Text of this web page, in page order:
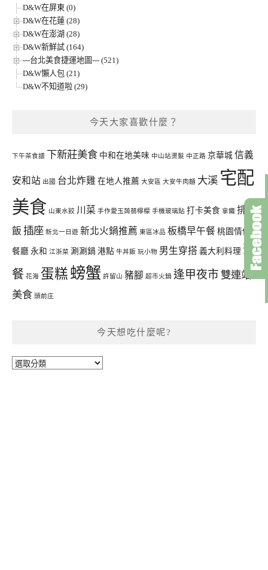
D&W在屏東 (0)
D&W在花蓮 (28)
D&W在澎湖 (28)
D&W新鮮試 (164)
---台北美食捷運地圖--- (521)
D&W懶人包 (21)
D&W不知道啦 (29)
今天大家喜歡什麼？
下午茶食譜 下新莊美食 中和在地美味 中山站燙髮 中正路 京華城 信義
安和站 出國 台北炸雞 在地人推薦 大安區 大安牛肉麵 大溪 宅配
美食 山東水餃 川菜 手作愛玉蒟蒻檸檬 手機玻璃貼 打卡美食 拿鐵 排骨
飯 插座 新北一日遊 新北火鍋推薦 東區冰品 板橋早午餐 桃園情侶
餐廳 永和 江浙菜 涮涮鍋 港點 牛丼飯 玩小物 男生穿搭 義大利料理 聚
餐 花海 蛋糕 螃蟹 許留山 豬腳 超市火鍋 逢甲夜市 雙連站
美食 頭前庄
今天想吃什麼呢?
今